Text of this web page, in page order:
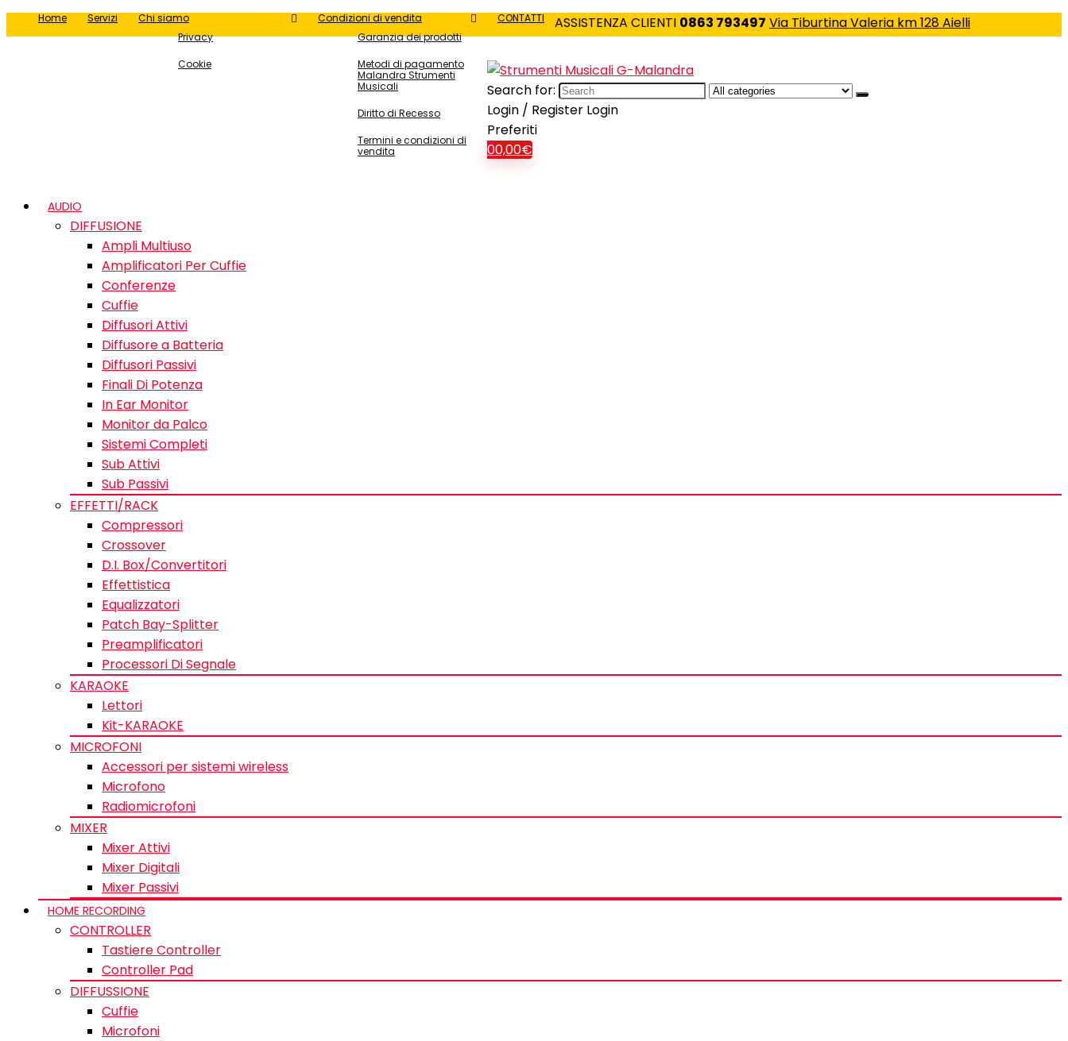
Home Servizi
Chi siamo
Privacy
Cookie
Condizioni di vendita
Garanzia dei prodotti
Metodi di pagamento
Malandra Strumenti
Musicali
Diritto di Recesso
Termini e condizioni di
vendita
CONTATTI ASSISTENZA CLIENTI 0863 793497 Via Tiburtina Valeria km 128 Aielli
Search for:
Login / Register Login
Preferiti
00,00€
AUDIO
DIFFUSIONE
Ampli Multiuso
Amplificatori Per Cuffie
Conferenze
Cuffie
Diffusori Attivi
Diffusore a Batteria
Diffusori Passivi
Finali Di Potenza
In Ear Monitor
Monitor da Palco
Sistemi Completi
Sub Attivi
Sub Passivi
EFFETTI/RACK
Compressori
Crossover
D.I. Box/Convertitori
Effettistica
Equalizzatori
Patch Bay-Splitter
Preamplificatori
Processori Di Segnale
KARAOKE
Lettori
Kit-KARAOKE
MICROFONI
Accessori per sistemi wireless
Microfono
Radiomicrofoni
MIXER
Mixer Attivi
Mixer Digitali
Mixer Passivi
HOME RECORDING
CONTROLLER
Tastiere Controller
Controller Pad
DIFFUSSIONE
Cuffie
Microfoni